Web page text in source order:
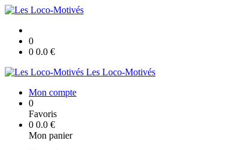
0
0 0.0 €
Les Loco-Motivés
Mon compte
0
Favoris
0 0.0 €
Mon panier